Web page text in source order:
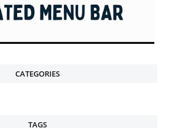
CATEGORIES
TAGS